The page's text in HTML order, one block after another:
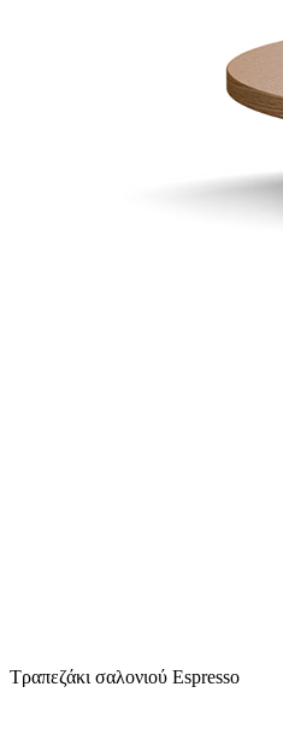
Τραπεζάκι σαλονιού Espresso